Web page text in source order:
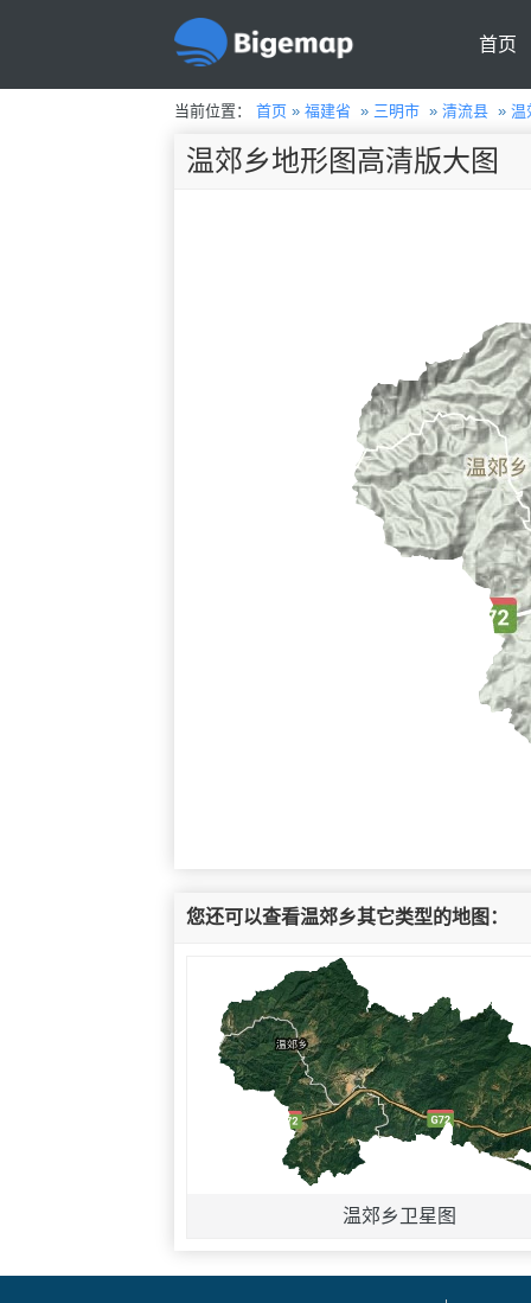
首页
当前位置： 首页» 福建省 » 三明市» 清流县» 温
温郊乡地形图高清版大图
您还可以查看温郊乡其它类型的地图：
温郊乡卫星图